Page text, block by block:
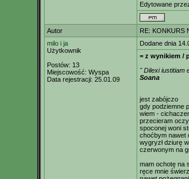
Edytowane
Autor
RE: KONKURS
milo i ja
Użytkownik
Postów: 13
Miejscowość: Wyspa
Data rejestracji: 25.01.09
Dodane dnia
= z wynikiem /
" Dilexi iustitiam
Soana
jest zabójczo
gdy podziemne
wiem -
przecieram
spoconej woni
choćbym nawet
wygryzł dziurę
czerwonym na
mam ochotę na
ręce mnie